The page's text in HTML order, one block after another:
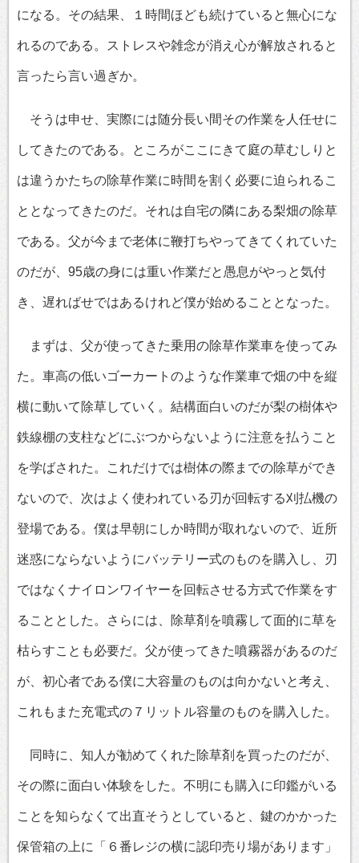
になる。その結果、１時間ほども続けていると無心にな
れるのである。ストレスや雑念が消え心が解放されると
言ったら言い過ぎか。
そうは申せ、実際には随分長い間その作業を人任せに
してきたのである。ところがここにきて庭の草むしりと
は違うかたちの除草作業に時間を割く必要に迫られるこ
ととなってきたのだ。それは自宅の隣にある梨畑の除草
である。父が今まで老体に鞭打ちやってきてくれていた
のだが、95歳の身には重い作業だと愚息がやっと気付
き、遅ればせではあるけれど僕が始めることとなった。
まずは、父が使ってきた乗用の除草作業車を使ってみ
た。車高の低いゴーカートのような作業車で畑の中を縦
横に動いて除草していく。結構面白いのだが梨の樹体や
鉄線棚の支柱などにぶつからないように注意を払うこと
を学ばされた。これだけでは樹体の際までの除草ができ
ないので、次はよく使われている刃が回転する刈払機の
登場である。僕は早朝にしか時間が取れないので、近所
迷惑にならないようにバッテリー式のものを購入し、刃
ではなくナイロンワイヤーを回転させる方式で作業をす
ることとした。さらには、除草剤を噴霧して面的に草を
枯らすことも必要だ。父が使ってきた噴霧器があるのだ
が、初心者である僕に大容量のものは向かないと考え、
これもまた充電式の７リットル容量のものを購入した。
同時に、知人が勧めてくれた除草剤を買ったのだが、
その際に面白い体験をした。不明にも購入に印鑑がいる
ことを知らなくて出直そうとしていると、鍵のかかった
保管箱の上に「６番レジの横に認印売り場があります」